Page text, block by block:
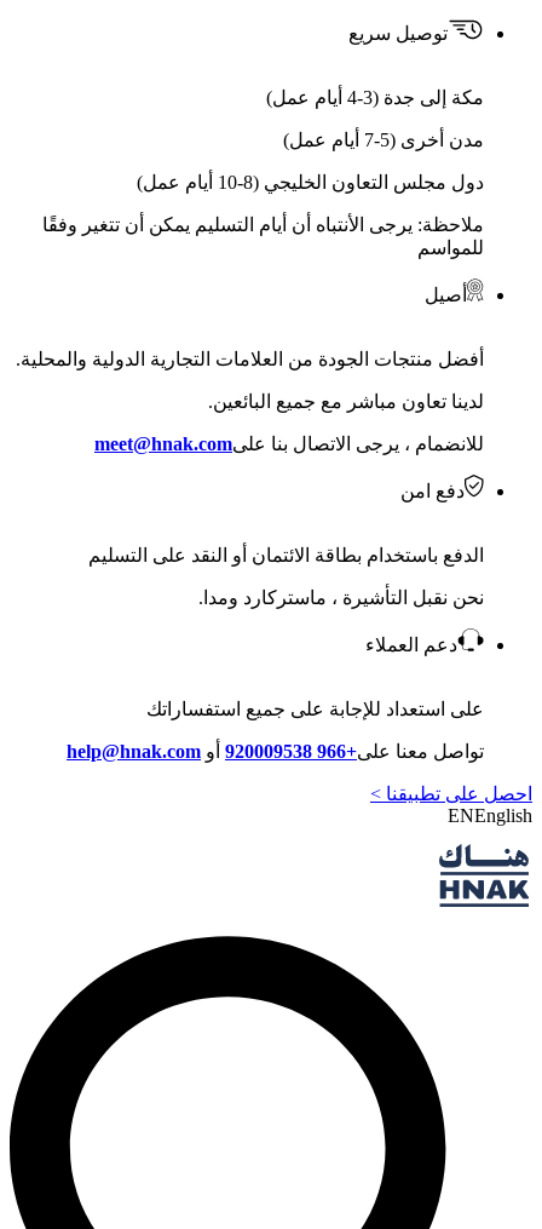
توصيل سريع
مكة إلى جدة (3-4 أيام عمل)
مدن أخرى (5-7 أيام عمل)
دول مجلس التعاون الخليجي (8-10 أيام عمل)
ملاحظة: يرجى الأنتباه أن أيام التسليم يمكن أن تتغير وفقًا
للمواسم
أصيل
أفضل منتجات الجودة من العلامات التجارية الدولية والمحلية.
لدينا تعاون مباشر مع جميع البائعين.
للانضمام ، يرجى الاتصال بنا علىmeet@hnak.com
دفع امن
الدفع باستخدام بطاقة الائتمان أو النقد على التسليم
نحن نقبل التأشيرة ، ماستركارد ومدا.
دعم العملاء
على استعداد للإجابة على جميع استفساراتك
تواصل معنا على+966 920009538 أو help@hnak.com
احصل على تطبيقنا >
ENEnglish